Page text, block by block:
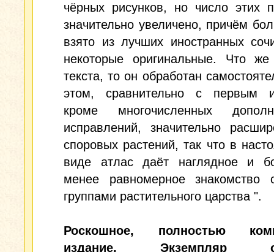
чёрных рисунков, но число этих
значительно увеличено, причём
взято из лучших иностранных
некоторые оригинальные. Что же
текста, то он обработан
этом, сравнительно с первым
кроме многочисленных
исправлений, значительно
споровых растений, так что в
виде атлас даёт наглядное и
менее равномерное знакомство
группами растительного царства ".
Роскошное, полностью
издание. Экземпляр